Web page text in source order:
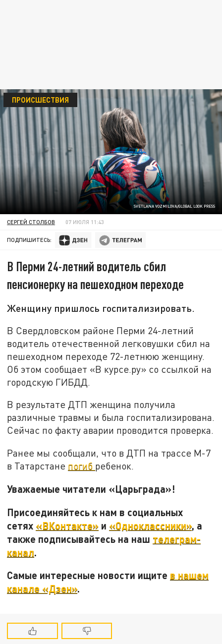
SVETLANA VOZMILOVA/GLOBAL LOOK PRESS
ПРОИСШЕСТВИЯ
СЕРГЕЙ СТОЛБОВ 07 ИЮЛЯ 11:43
ПОДПИШИТЕСЬ:
В Перми 24-летний водитель сбил
пенсионерку на пешеходном переходе
Женщину пришлось госпитализировать.
В Свердловском районе Перми 24-летний
водитель отечественной легковушки сбил на
пешеходном переходе 72-летнюю женщину.
Об этом сообщает «В курсе.ру» со ссылкой на
городскую ГИБДД.
В результате ДТП женщина получила
различные травмы и была госпитализирована.
Сейчас по факту аварии проводится проверка.
Ранее мы сообщали, что в ДТП на трассе М-7
в Татарстане погиб ребенок.
Уважаемые читатели «Царьграда»!
Присоединяйтесь к нам в социальных
сетях «ВКонтакте» и «Одноклассники», а
также подписывайтесь на наш телеграм-
канал.
Самые интересные новости ищите в нашем
канале «Дзен».